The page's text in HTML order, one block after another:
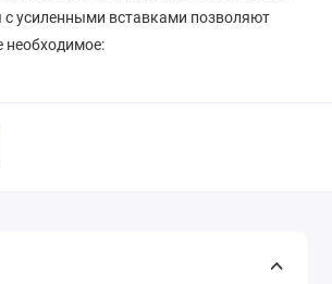
усиленными вставками позволяют
необходимое: